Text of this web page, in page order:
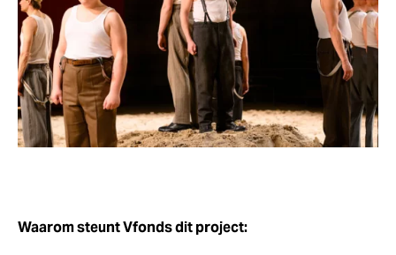
Waarom steunt Vfonds dit project: